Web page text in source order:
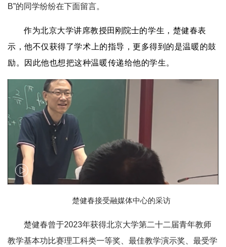
B”的同学纷纷在下面留言。
作为北京大学讲席教授田刚院士的学生， 楚健春表
示，他不仅获得了学术上的指导，更多得到的是温暖的鼓
励。因此他也想把这种温暖传递给他的学生。
楚健春接受融媒体中心的采访
楚健春曾于2023年获得北京大学第二十二届青年教师
教学基本功比赛理工科类一等奖、最佳教学演示奖、最受学